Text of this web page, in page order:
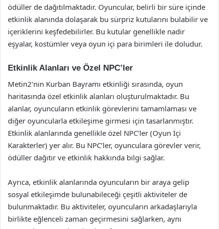
ödüller de dağıtılmaktadır. Oyuncular, belirli bir süre içinde
etkinlik alanında dolaşarak bu sürpriz kutularını bulabilir ve
içeriklerini keşfedebilirler. Bu kutular genellikle nadir
eşyalar, kostümler veya oyun içi para birimleri ile doludur.
Etkinlik Alanları ve Özel NPC’ler
Metin2’nin Kurban Bayramı etkinliği sırasında, oyun
haritasında özel etkinlik alanları oluşturulmaktadır. Bu
alanlar, oyuncuların etkinlik görevlerini tamamlaması ve
diğer oyuncularla etkileşime girmesi için tasarlanmıştır.
Etkinlik alanlarında genellikle özel NPC’ler (Oyun İçi
Karakterler) yer alır. Bu NPC’ler, oyunculara görevler verir,
ödüller dağıtır ve etkinlik hakkında bilgi sağlar.
Ayrıca, etkinlik alanlarında oyuncuların bir araya gelip
sosyal etkileşimde bulunabileceği çeşitli aktiviteler de
bulunmaktadır. Bu aktiviteler, oyuncuların arkadaşlarıyla
birlikte eğlenceli zaman geçirmesini sağlarken, aynı